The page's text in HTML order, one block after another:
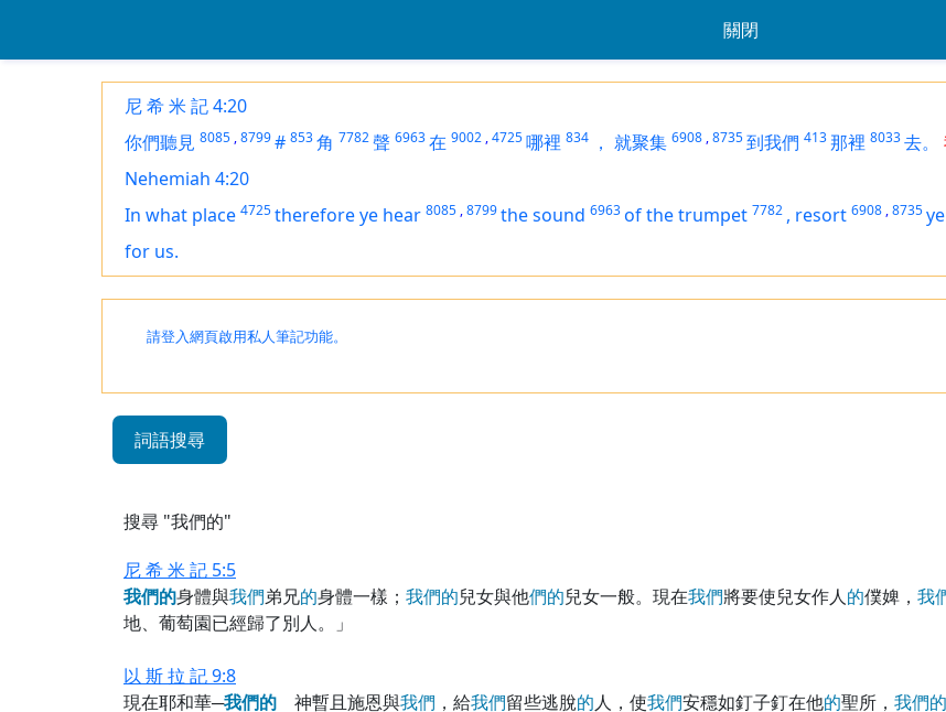
關閉
尼 希 米 記 4:20
你們聽見 8085 ,8799# 853角 7782聲 6963在 9002 ,4725哪裡 834 ， 就聚集 6908 ,8735到我們 413那裡 8033去。
Nehemiah 4:20
In what place 4725thereforeye hear 8085 ,8799the sound 6963of the trumpet 7782 , resort 6908 ,8735
for us.
請登入網頁啟用私人筆記功能。
詞語搜尋
搜尋 "我們的"
尼 希 米 記 5:5
我們的身體與我們弟兄的身體一樣； 我們的兒女與他們的兒女一般。現在我們將要使兒女作人的僕婢， 我
地、葡萄園已經歸了別人。」
以 斯 拉 記 9:8
現在耶和華─我們的 神暫且施恩與我們 ，給我們留些逃脫的人，使我們安穩如釘子釘在他的聖所， 我們的